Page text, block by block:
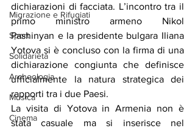
Migrazione e Rifugiati
Sport
Solidarietà
Archeologia
Musica
Cinema
dichiarazioni di facciata. L’incontro tra il
primo ministro armeno Nikol
Pashinyan e la presidente bulgara Iliana
Yotova si è concluso con la firma di una
dichiarazione congiunta che definisce
ufficialmente la natura strategica dei
rapporti tra i due Paesi.
La visita di Yotova in Armenia non è
stata casuale ma si inserisce nel